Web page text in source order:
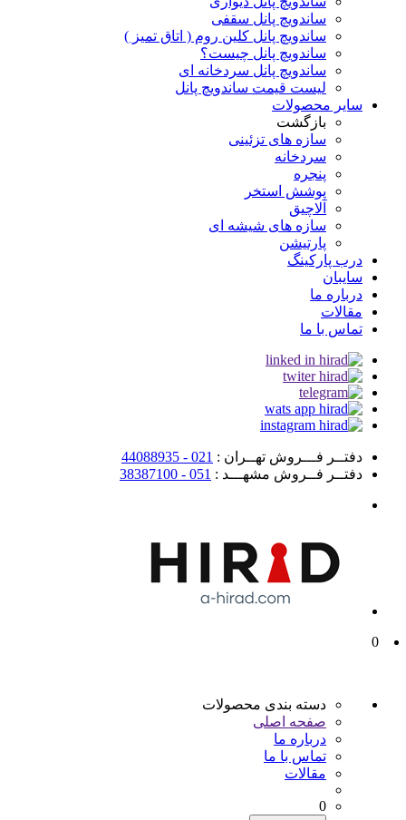
ساندویچ پانل سقفی
ساندویچ پانل کلین روم ( اتاق تمیز )
ساندویچ پانل چیست؟
ساندویچ پانل سردخانه ای
لیست قیمت ساندویچ پانل
سایر محصولات
بازگشت
سازه های تزئینی
سردخانه
پنجره
پوشش استخر
آلاچیق
سازه های شیشه ای
پارتیشن
درب پارکینگ
سایبان
درباره ما
مقالات
تماس با ما
دفتــر فـــروش تهــران : 021 - 44088935
دفتــر فــروش مشهـــد : 051 - 38387100
0
دسته بندی محصولات
صفحه اصلی
درباره ما
تماس با ما
مقالات
0